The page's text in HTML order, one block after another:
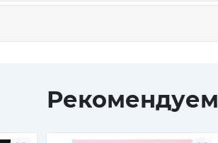
Рекомендуем